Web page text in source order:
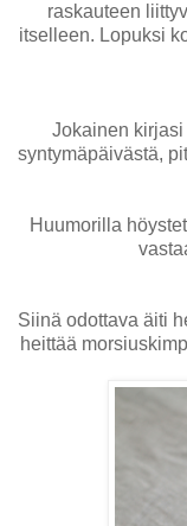
raskauteen
itselleen. Lopuksi
Jokainen
syntymäpäivästä,
Huumorilla
Siinä odottava äiti
heittää